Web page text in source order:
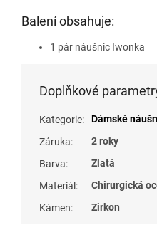
Balení obsahuje:
1 pár náušnic Iwonka
Doplňkové
Kategorie:
Dámské
Záruka:
2 roky
Barva:
Zlatá
Materiál :
Chirurgická
Kámen: Zirkon